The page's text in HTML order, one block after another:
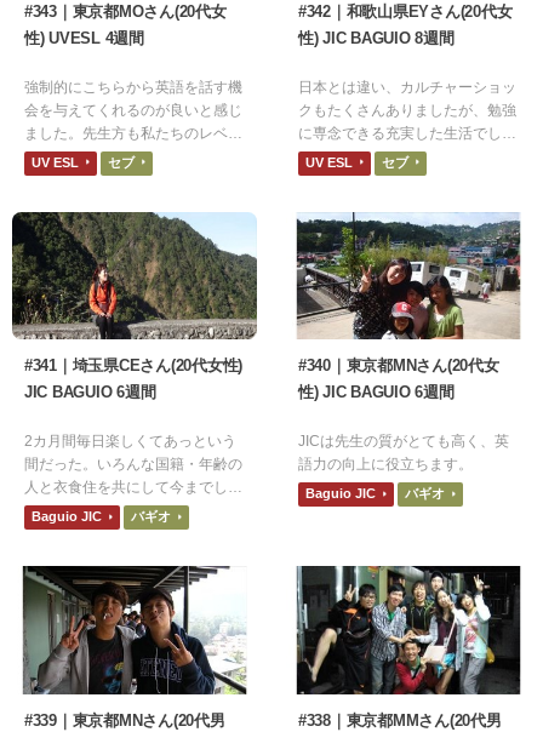
#343｜東京都MOさん(20代女
性) UVESL 4週間
強制的にこちらから英語を話す機
会を与えてくれるのが良いと感じ
ました。先生方も私たちのレベル
に合わせて話してくれる
UV ESL セブ
#342｜和歌山県EYさん(20代女
性) JIC BAGUIO 8週間
日本とは違い、カルチャーショッ
クもたくさんありましたが、勉強
に専念できる充実した生活でし
た。
UV ESL セブ
#341｜埼玉県CEさん(20代女性)
JIC BAGUIO 6週間
2カ月間毎日楽しくてあっという
間だった。いろんな国籍・年齢の
人と衣食住を共にして今までした
ことがないような体験ができ、ス
テキな時間を過ごすことができ
Baguio JIC バギオ
#340｜東京都MNさん(20代女
性) JIC BAGUIO 6週間
JICは先生の質がとても高く、英
語力の向上に役立ちます。
Baguio JIC バギオ
#339｜東京都MNさん(20代男
#338｜東京都MMさん(20代男